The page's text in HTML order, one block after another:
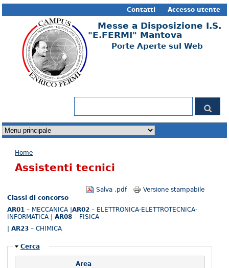
Accesso utente
Contatti
Messe a Disposizione I.S.
"E.FERMI" Mantova
Porte Aperte sul Web
Tu sei qui
Home
Assistenti tecnici
Versione stampabile
Salva .pdf
Classi di concorso
AR01 – MECCANICA |AR02 – ELETTRONICA-ELETTROTECNICA-
INFORMATICA |AR08 – FISICA
|AR23 – CHIMICA
Nascondi
Cerca
Area